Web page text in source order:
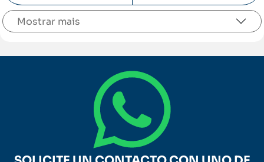
Mostrar